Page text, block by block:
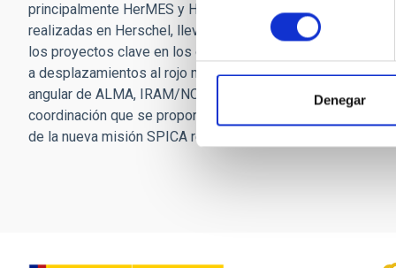
consentimiento
Denegar
principalmente HerMES y Herschel-ATLAS. En la
realizadas en Herschel, llevando a cabo una explotación
los proyectos clave en los que participa el equipo del
a desplazamientos al rojo muy altos combinando datos
angular de ALMA, IRAM/NOEMA, APEX, Spitzer, GTC,
coordinación que se propone en este proyecto son
de la nueva misión SPICA redefinida.